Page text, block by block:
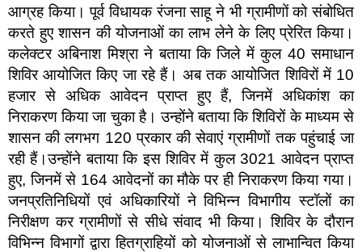
आग्रह किया। पूर्व विधायक रंजना साहू ने भी ग्रामीणों को संबोधित
करते हुए शासन की योजनाओं का लाभ लेने के लिए प्रेरित किया।
कलेक्टर अबिनाश मिश्रा ने बताया कि जिले में कुल 40 समाधान
शिविर आयोजित किए जा रहे हैं। अब तक आयोजित शिविरों में 10
हजार से अधिक आवेदन प्राप्त हुए हैं, जिनमें अधिकांश का
निराकरण किया जा चुका है। उन्होंने बताया कि शिविरों के माध्यम से
शासन की लगभग 120 प्रकार की सेवाएं ग्रामीणों तक पहुंचाई जा
रही हैं।उन्होंने बताया कि इस शिविर में कुल 3021 आवेदन प्राप्त
हुए, जिनमें से 164 आवेदनों का मौके पर ही निराकरण किया गया।
जनप्रतिनिधियों एवं अधिकारियों ने विभिन्न विभागीय स्टॉलों का
निरीक्षण कर ग्रामीणों से सीधे संवाद भी किया। शिविर के दौरान
विभिन्न विभागों द्वारा हितग्राहियों को योजनाओं से लाभान्वित किया